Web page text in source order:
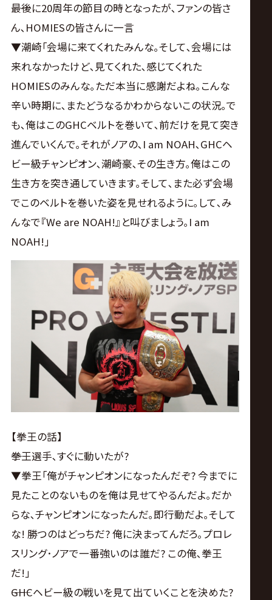
――最後に20周年の節目の時となったが､ファンの皆さ
ん､HOMIESの皆さんに一言
▼潮崎｢会場に来てくれたみんな｡そして､会場には
来れなかったけど､見てくれた､感じてくれた
HOMIESのみんな｡ただ本当に感謝だよね｡こんな
辛い時期に､またどうなるかわからないこの状況｡で
も､俺はこのGHCベルトを巻いて､前だけを見て突き
進んでいくんで｡それがノアの､I am NOAH､GHCヘ
ビー級チャンピオン､潮崎豪､その生き方｡俺はこの
生き方を突き通していきます｡そして､また必ず会場
でこのベルトを巻いた姿を見せれるように｡して､み
んなで『We are NOAH!』と叫びましょう｡I am
NOAH!｣
【拳王の話】
――拳王選手､すぐに動いたが?
▼拳王｢俺がチャンピオンになったんだぞ? 今までに
見たことのないものを俺は見せてやるんだよ｡だか
らな､チャンピオンになったんだ｡即行動だよ｡そして
な! 勝つのはどっちだ? 俺に決まってんだろ｡プロレ
スリング･ノアで一番強いのは誰だ? この俺､拳王
だ!｣
――GHCヘビー級の戦いを見て出ていくことを決めた?